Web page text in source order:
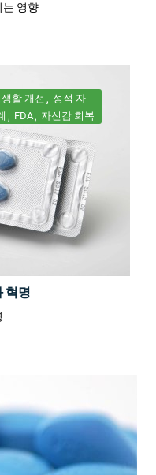
는 영향
생활 개선
성적 자
FDA 자신감 회복
혁명